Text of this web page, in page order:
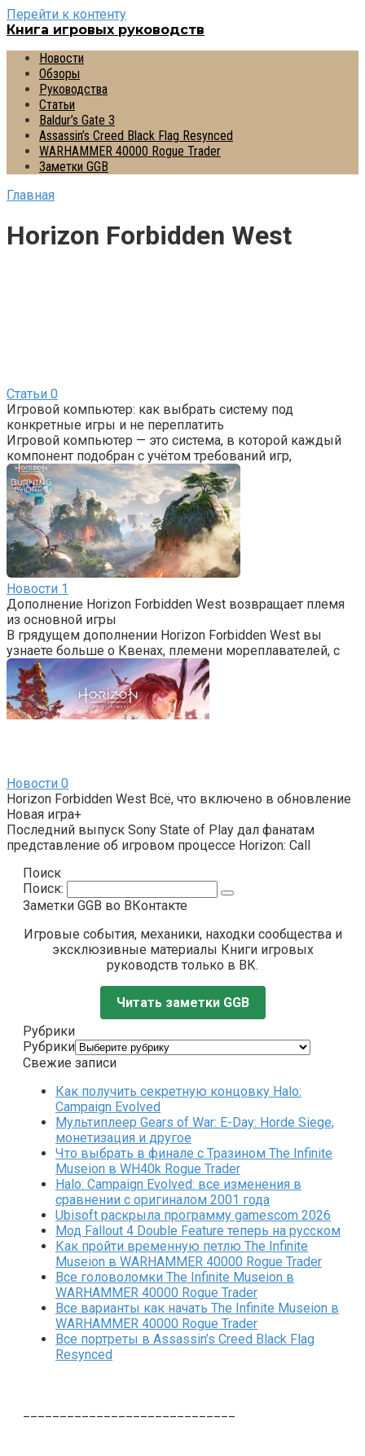
Перейти к контенту
Книга игровых руководств
Новости
Обзоры
Руководства
Статьи
Baldur’s Gate 3
Assassin’s Creed Black Flag Resynced
WARHAMMER 40000 Rogue Trader
Заметки GGB
Главная
Horizon Forbidden West
Статьи 0
Игровой компьютер: как выбрать систему под
конкретные игры и не переплатить
Игровой компьютер — это система, в которой каждый
компонент подобран с учётом требований игр,
Новости 1
Дополнение Horizon Forbidden West возвращает племя
из основной игры
В грядущем дополнении Horizon Forbidden West вы
узнаете больше о Квенах, племени мореплавателей, с
Новости 0
Horizon Forbidden West Всё, что включено в обновление
Новая игра+
Последний выпуск Sony State of Play дал фанатам
представление об игровом процессе Horizon: Call
Поиск
Поиск:
Заметки GGB во ВКонтакте
Игровые события, механики, находки сообщества и
эксклюзивные материалы Книги игровых
руководств только в ВК.
Читать заметки GGB
Рубрики
Рубрики
Свежие записи
Как получить секретную концовку Halo:
Campaign Evolved
Мультиплеер Gears of War: E-Day: Horde Siege,
монетизация и другое
Что выбрать в финале с Тразином The Infinite
Museion в WH40k Rogue Trader
Halo: Campaign Evolved: все изменения в
сравнении с оригиналом 2001 года
Ubisoft раскрыла программу gamescom 2026
Мод Fallout 4 Double Feature теперь на русском
Как пройти временную петлю The Infinite
Museion в WARHAMMER 40000 Rogue Trader
Все головоломки The Infinite Museion в
WARHAMMER 40000 Rogue Trader
Все варианты как начать The Infinite Museion в
WARHAMMER 40000 Rogue Trader
Все портреты в Assassin’s Creed Black Flag
Resynced